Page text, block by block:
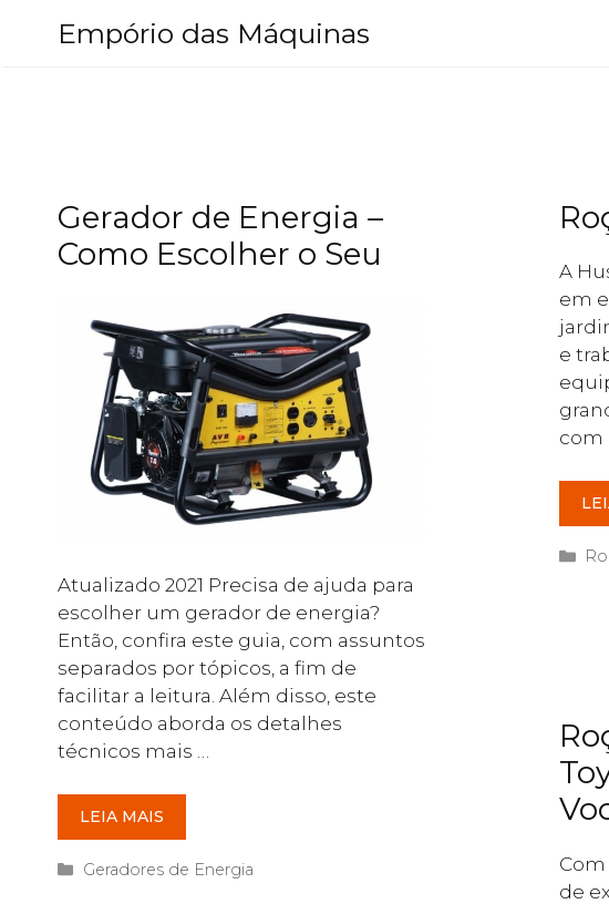
Empório das Máquinas
Gerador de Energia –
Como Escolher o Seu
Atualizado 2021 Precisa de ajuda para
escolher um gerador de energia?
Então, confira este guia, com assuntos
separados por tópicos, a fim de
facilitar a leitura. Além disso, este
conteúdo aborda os detalhes
técnicos mais …
LEIA MAIS
Categorias
Geradores de Energia
A
em
e
com
de